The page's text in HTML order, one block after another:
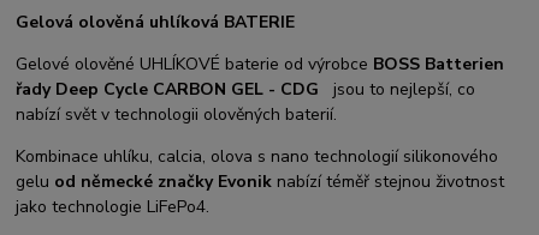
Gelová olověná uhlíková BATERIE
Gelové olověné UHLÍKOVÉ baterie od výrobce BOSS Batterien
řady Deep Cycle CARBON GEL - CDG jsou to nejlepší, co
nabízí svět v technologii olověných baterií.
Kombinace uhlíku, calcia, olova s nano technologií silikonového
gelu od německé značky Evonik nabízí téměř stejnou životnost
jako technologie LiFePo4.